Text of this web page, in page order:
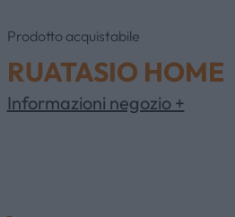
Prodotto acquistabile
RUATASIO HOME
Informazioni negozio +